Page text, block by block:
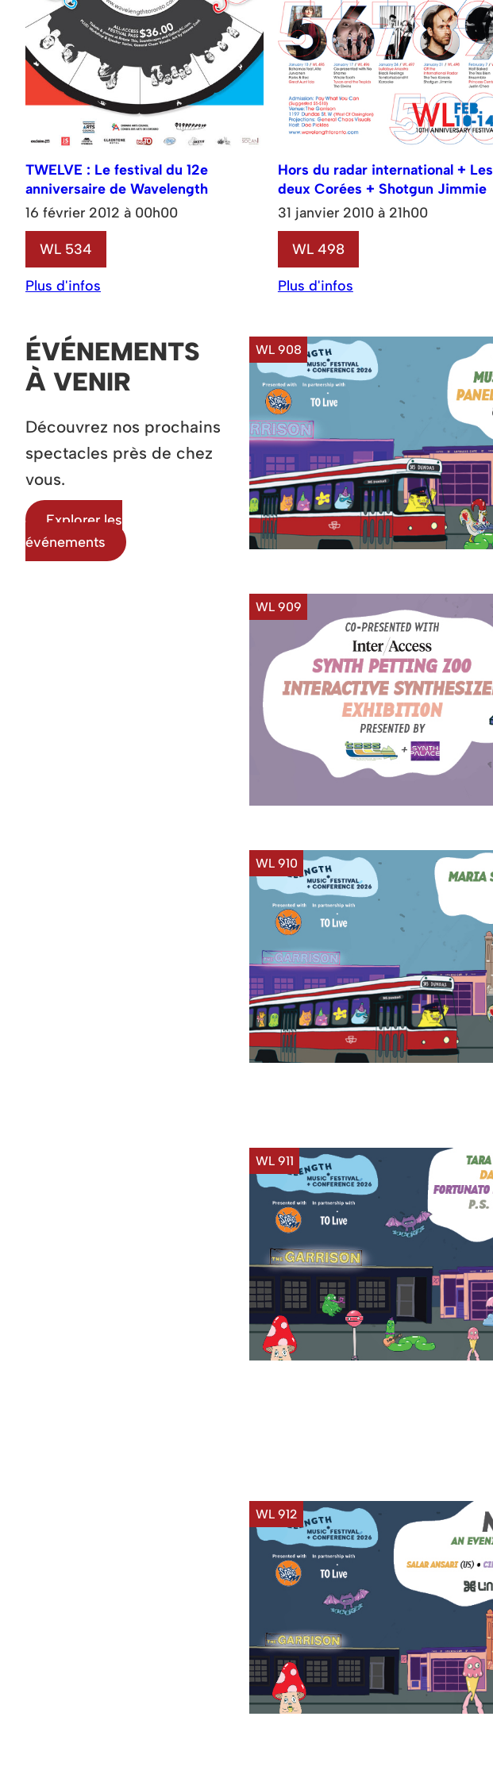
TWELVE : Le festival du 12e
anniversaire de Wavelength
16 février 2012 à 00h00
WL 534
Plus d'infos
Hors du radar international + Les
deux Corées + Shotgun Jimmie
31 janvier 2010 à 21h00
WL 498
Plus d'infos
ÉVÉNEMENTS
À VENIR
Découvrez nos prochains
spectacles près de chez
vous.
Explorer les
événements
WL 908
WL 909
WL 910
WL 911
WL 912